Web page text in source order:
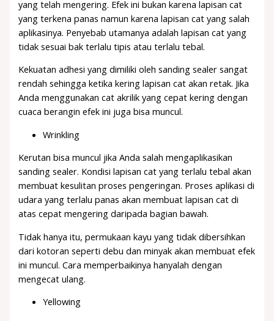
yang telah mengering. Efek ini bukan karena lapisan cat
yang terkena panas namun karena lapisan cat yang salah
aplikasinya. Penyebab utamanya adalah lapisan cat yang
tidak sesuai bak terlalu tipis atau terlalu tebal.
Kekuatan adhesi yang dimiliki oleh sanding sealer sangat
rendah sehingga ketika kering lapisan cat akan retak. Jika
Anda menggunakan cat akrilik yang cepat kering dengan
cuaca berangin efek ini juga bisa muncul.
Wrinkling
Kerutan bisa muncul jika Anda salah mengaplikasikan
sanding sealer. Kondisi lapisan cat yang terlalu tebal akan
membuat kesulitan proses pengeringan. Proses aplikasi di
udara yang terlalu panas akan membuat lapisan cat di
atas cepat mengering daripada bagian bawah.
Tidak hanya itu, permukaan kayu yang tidak dibersihkan
dari kotoran seperti debu dan minyak akan membuat efek
ini muncul. Cara memperbaikinya hanyalah dengan
mengecat ulang.
Yellowing